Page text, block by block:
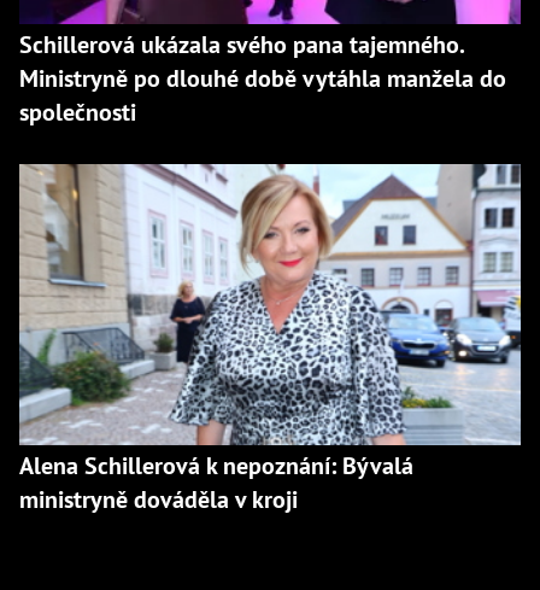
Schillerová ukázala svého pana tajemného.
Ministryně po dlouhé době vytáhla manžela do
společnosti
Alena Schillerová k nepoznání: Bývalá
ministryně dováděla v kroji